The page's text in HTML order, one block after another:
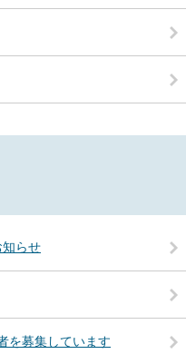
知らせ
を募集しています